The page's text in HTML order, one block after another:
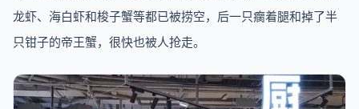
龙虾、海白虾和梭子蟹等都已被捞空，后一只瘸着腿和掉了半
只钳子的帝王蟹，很快也被人抢走。